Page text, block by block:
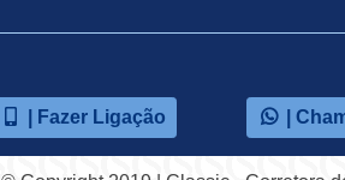
| Fazer Ligação |